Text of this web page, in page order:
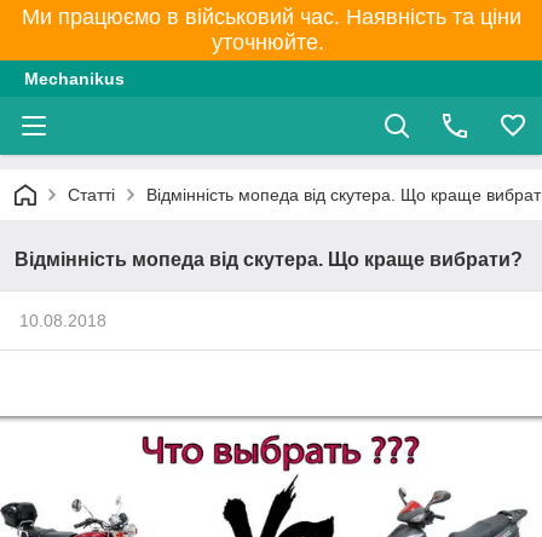
Ми працюємо в військовий час. Наявність та ціни
уточнюйте.
Mechanikus
Статті Відмінність мопеда від скутера. Що краще
Відмінність мопеда від скутера. Що краще вибрати?
10.08.2018